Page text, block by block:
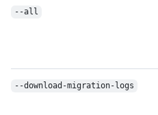
--all
--download-migration-logs